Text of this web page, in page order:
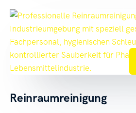
Reinraumreinigung